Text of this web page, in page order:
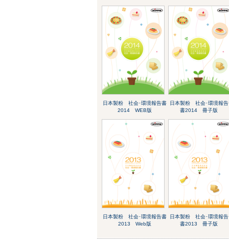
日本製粉 社会･環境報告書
2014 WEB版
日本製粉 社会･環境報告
書2014 冊子版
日本製粉 社会･環境報告書
2013 Web版
日本製粉 社会･環境報告
書2013 冊子版